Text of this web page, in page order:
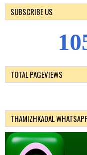
SUBSCRIBE US
10
TOTAL PAGEVIEWS
THAMIZHKADAL